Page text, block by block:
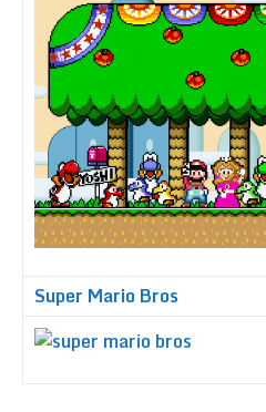
Super Mario Bros